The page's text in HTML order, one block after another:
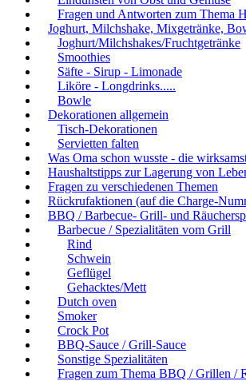
Fragen und Antworten zum Thema
Joghurt, Milchshake, Mixgetränke,
Joghurt/Milchshakes/Fruchtgetränke
Smoothies
Säfte - Sirup - Limonade
Liköre - Longdrinks.....
Bowle
Dekorationen allgemein
Tisch-Dekorationen
Servietten falten
Was Oma schon wusste - die
Haushaltstipps zur Lagerung von
Fragen zu verschiedenen Themen
Rückrufaktionen (auf die Charge-
BBQ / Barbecue- Grill- und
Barbecue / Spezialitäten vom Grill
Rind
Schwein
Geflügel
Gehacktes/Mett
Dutch oven
Smoker
Crock Pot
BBQ-Sauce / Grill-Sauce
Sonstige Spezialitäten
Fragen zum Thema BBQ / Grillen /